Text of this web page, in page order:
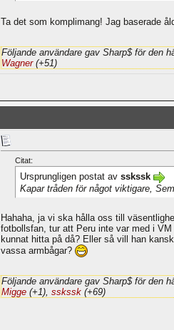
Ta det som komplimang! Jag baserade
Följande användare gav Sharp$ för den
Wagner(+51)
Citat:
Ursprungligen postat av sskssk
Kapar tråden för något viktigare,
Hahaha, ja vi ska hålla oss till
fotbollsfan, tur att Peru inte var med i
kunnat hitta på då? Eller så vill han
vassa armbågar?
Följande användare gav Sharp$ för den
Migge (+1), sskssk (+69)